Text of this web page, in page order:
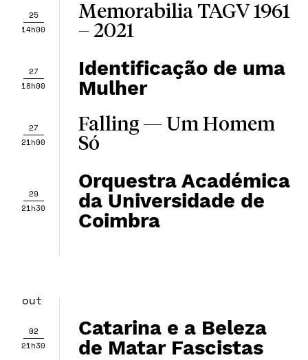
25
14h00
Memorabilia TAGV 1961
– 2021
27
18h00
Identificação de uma
Mulher
27
21h00
Falling — Um Homem
Só
29
21h30
Orquestra Académica
da Universidade de
Coimbra
out
02
21h30
Catarina e a Beleza
de Matar Fascistas